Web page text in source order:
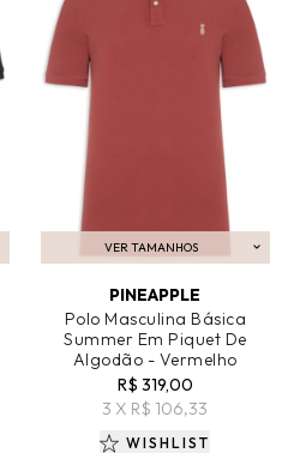
VER TAMANHOS
ADICIONAR AO CARRINHO
PINEAPPLE
Polo Masculina Básica
Summer Em Piquet De
Algodão - Vermelho
R$ 319,00
3 X R$ 106,33
WISHLIST